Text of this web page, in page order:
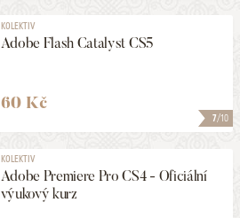
7/10
KOLEKTIV
Adobe Flash Catalyst CS5
60 Kč
KOLEKTIV
Adobe Premiere Pro CS4 - Oficiální
výukový kurz